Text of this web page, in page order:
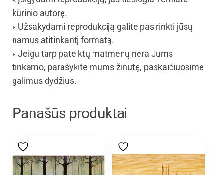
kūrinio autorę.
« Užsakydami reprodukciją galite pasirinkti jūsų
namus atitinkantį formatą.
« Jeigu tarp pateiktų matmenų nėra Jums
tinkamo, parašykite mums žinutę, paskaičiuosime
galimus dydžius.
Panašūs produktai